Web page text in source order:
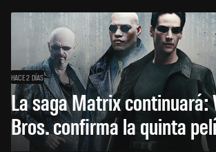
HACE 2 DÍAS
La saga Matrix continuará:
Bros. confirma la quinta